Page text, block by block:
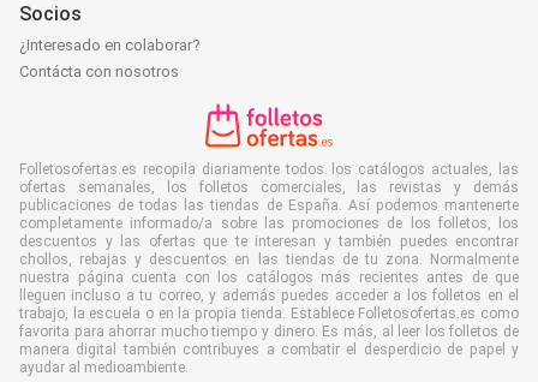
Socios
¿Interesado en colaborar?
Contácta con nosotros
Folletosofertas.es recopila diariamente todos los catálogos actuales, las
ofertas semanales, los folletos comerciales, las revistas y demás
publicaciones de todas las tiendas de España. Así podemos mantenerte
completamente informado/a sobre las promociones de los folletos, los
descuentos y las ofertas que te interesan y también puedes encontrar
chollos, rebajas y descuentos en las tiendas de tu zona. Normalmente
nuestra página cuenta con los catálogos más recientes antes de que
lleguen incluso a tu correo, y además puedes acceder a los folletos en el
trabajo, la escuela o en la propia tienda. Establece Folletosofertas.es como
favorita para ahorrar mucho tiempo y dinero. Es más, al leer los folletos de
manera digital también contribuyes a combatir el desperdicio de papel y
ayudar al medioambiente.